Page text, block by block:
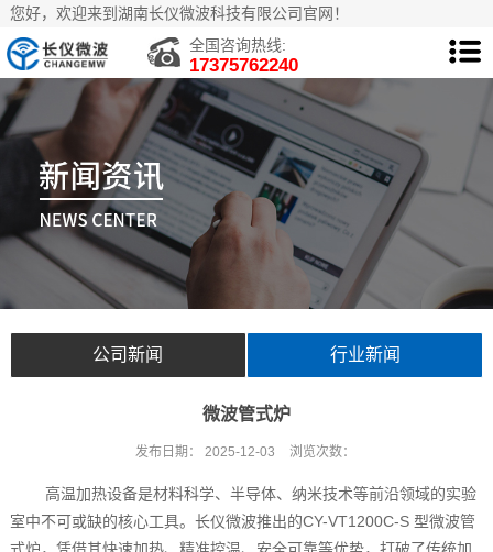
您好，欢迎来到湖南长仪微波科技有限公司官网！
全国咨询热线:
17375762240
公司新闻 行业新闻
微波管式炉
发布日期： 2025-12-03 浏览次数：
高温加热设备是材料科学、半导体、纳米技术等前沿领域的实验
室中不可或缺的核心工具。长仪微波推出的CY-VT1200C-S 型微波管
式炉，凭借其快速加热、精准控温、安全可靠等优势，打破了传统加